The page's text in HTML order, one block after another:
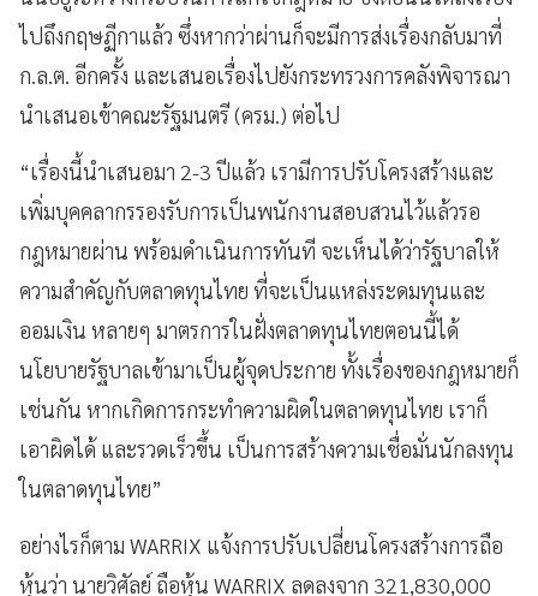
ไปถึงกฤษฏีกาแล้ว ซึ่งหากว่าผ่านก็จะมีการส่งเรื่องกลับมาที่
ก.ล.ต. อีกครั้ง และเสนอเรื่องไปยังกระทรวงการคลังพิจารณา
นำเสนอเข้าคณะรัฐมนตรี (ครม.) ต่อไป
“เรื่องนี้นำเสนอมา 2-3 ปีแล้ว เรามีการปรับโครงสร้างและ
เพิ่มบุคคลากรรองรับการเป็นพนักงานสอบสวนไว้แล้วรอ
กฎหมายผ่าน พร้อมดำเนินการทันที จะเห็นได้ว่ารัฐบาลให้
ความสำคัญกับตลาดทุนไทย ที่จะเป็นแหล่งระดมทุนและ
ออมเงิน หลายๆ มาตรการในฝั่งตลาดทุนไทยตอนนี้ได้
นโยบายรัฐบาลเข้ามาเป็นผู้จุดประกาย ทั้งเรื่องของกฎหมายก็
เช่นกัน หากเกิดการกระทำความผิดในตลาดทุนไทย เราก็
เอาผิดได้ และรวดเร็วขึ้น เป็นการสร้างความเชื่อมั่นนักลงทุน
ในตลาดทุนไทย”
อย่างไรก็ตาม WARRIX แจ้งการปรับเปลี่ยนโครงสร้างการถือ
หุ้นว่า นายวิศัลย์ ถือหุ้น WARRIX ลดลงจาก 321,830,000